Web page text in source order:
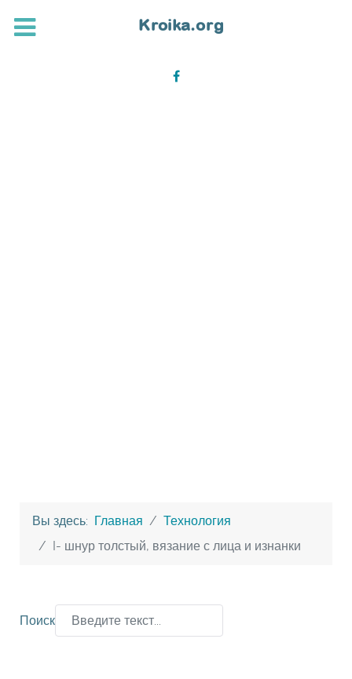
Вы здесь: Главная
Технология
I- шнур толстый, вязание с лица и изнанки
Поиск